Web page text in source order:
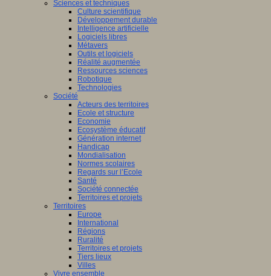
Sciences et techniques
Culture scientifique
Développement durable
Intelligence artificielle
Logiciels libres
Métavers
Outils et logiciels
Réalité augmentée
Ressources sciences
Robotique
Technologies
Société
Acteurs des territoires
Ecole et structure
Economie
Ecosystème éducatif
Génération internet
Handicap
Mondialisation
Normes scolaires
Regards sur l’Ecole
Santé
Société connectée
Territoires et projets
Territoires
Europe
International
Régions
Ruralité
Territoires et projets
Tiers lieux
Villes
Vivre ensemble